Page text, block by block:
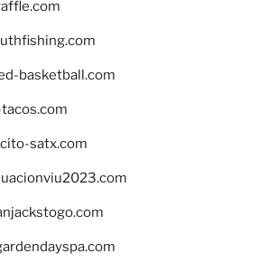
basketball.com
satx.com